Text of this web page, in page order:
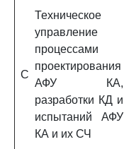
C
Техническое
управление
процессами
проектирования
АФУ КА,
разработки КД и
испытаний АФУ
КА и их СЧ